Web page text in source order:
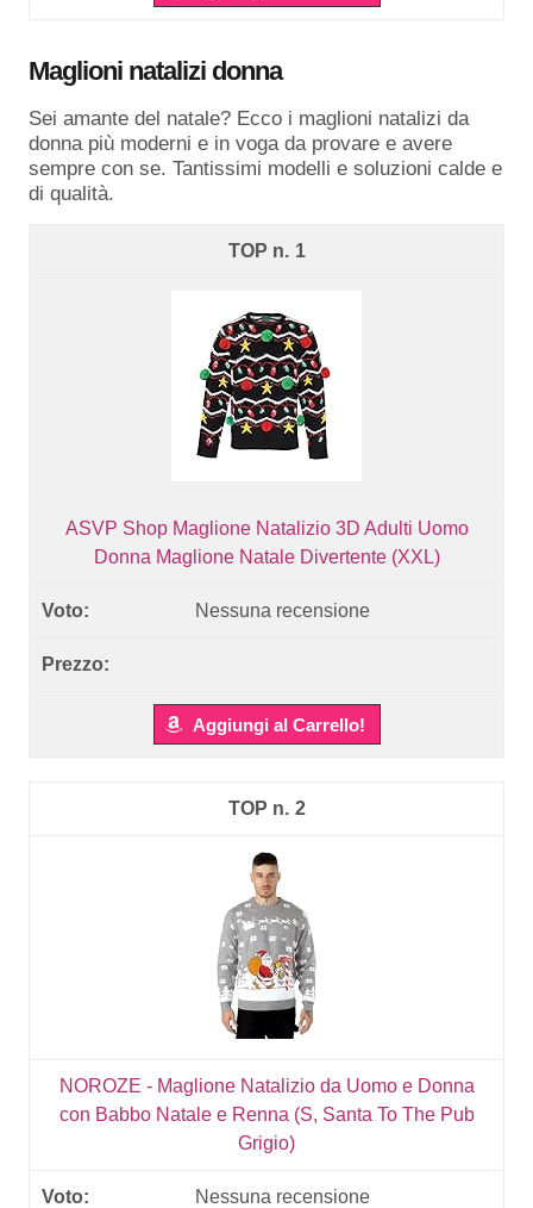
Maglioni natalizi donna
Sei amante del natale? Ecco i maglioni natalizi da
donna più moderni e in voga da provare e avere
sempre con se. Tantissimi modelli e soluzioni calde e
di qualità.
1
ASVP Shop Maglione Natalizio 3D Adulti Uomo
Donna Maglione Natale Divertente (XXL)
Nessuna recensione
Aggiungi al Carrello!
2
NOROZE - Maglione Natalizio da Uomo e Donna
con Babbo Natale e Renna (S, Santa To The Pub
Grigio)
Nessuna recensione